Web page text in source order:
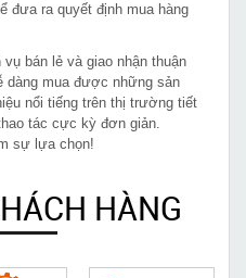
đưa ra quyết định mua hàng
bán lẻ và giao nhận thuận
dàng mua được những sản
nổi tiếng trên thị trường tiết
tác cực kỳ đơn giản.
sự lựa chọn!
HÀNG